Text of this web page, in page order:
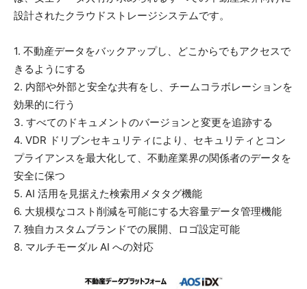
設計されたクラウドストレージシステムです。
1. 不動産データをバックアップし、どこからでもアクセスで
きるようにする
2. 内部や外部と安全な共有をし、チームコラボレーションを
効果的に行う
3. すべてのドキュメントのバージョンと変更を追跡する
4. VDR ドリブンセキュリティにより、セキュリティとコン
プライアンスを最大化して、不動産業界の関係者のデータを
安全に保つ
5. AI 活用を見据えた検索用メタタグ機能
6. 大規模なコスト削減を可能にする大容量データ管理機能
7. 独自カスタムブランドでの展開、ロゴ設定可能
8. マルチモーダル AI への対応